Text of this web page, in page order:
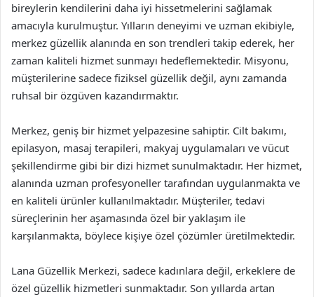
bireylerin kendilerini daha iyi hissetmelerini sağlamak
amacıyla kurulmuştur. Yılların deneyimi ve uzman ekibiyle,
merkez güzellik alanında en son trendleri takip ederek, her
zaman kaliteli hizmet sunmayı hedeflemektedir. Misyonu,
müşterilerine sadece fiziksel güzellik değil, aynı zamanda
ruhsal bir özgüven kazandırmaktır.
Merkez, geniş bir hizmet yelpazesine sahiptir. Cilt bakımı,
epilasyon, masaj terapileri, makyaj uygulamaları ve vücut
şekillendirme gibi bir dizi hizmet sunulmaktadır. Her hizmet,
alanında uzman profesyoneller tarafından uygulanmakta ve
en kaliteli ürünler kullanılmaktadır. Müşteriler, tedavi
süreçlerinin her aşamasında özel bir yaklaşım ile
karşılanmakta, böylece kişiye özel çözümler üretilmektedir.
Lana Güzellik Merkezi, sadece kadınlara değil, erkeklere de
özel güzellik hizmetleri sunmaktadır. Son yıllarda artan